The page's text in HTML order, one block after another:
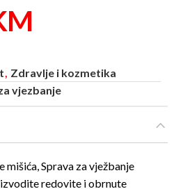
, Zdravlje i kozmetika
vjezbanje
mišića, Sprava za vježbanje
redovite i obrnute